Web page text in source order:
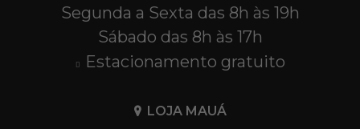
Segunda a Sexta das 8h às 19h
Sábado das 8h às 17h
Estacionamento gratuito
LOJA MAUÁ